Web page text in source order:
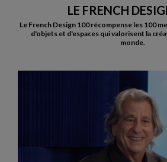
LE FRENCH
Le French Design 100 récompense les 100
d'objets et d'espaces qui valorisent la
monde.